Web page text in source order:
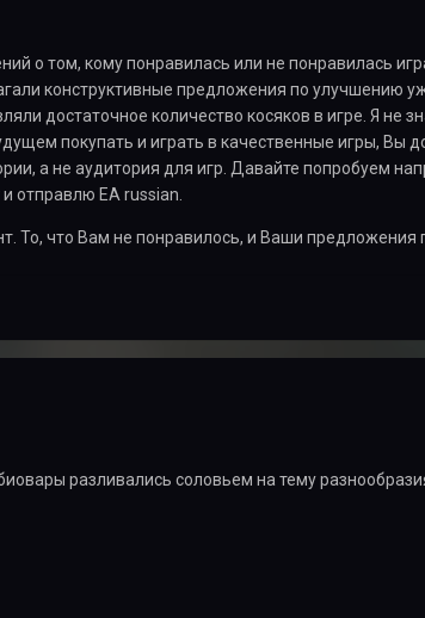
о том, кому понравилась или не понравилась
конструктивные предложения по улучшению
достаточное количество косяков в игре. Я не
покупать и играть в качественные игры, Вы
а не аудитория для игр. Давайте попробуем
отправлю EA russian.
То, что Вам не понравилось, и Ваши предложения
разливались соловьем на тему